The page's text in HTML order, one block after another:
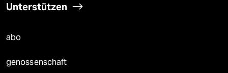
Unterstützen
abo
genossenschaft